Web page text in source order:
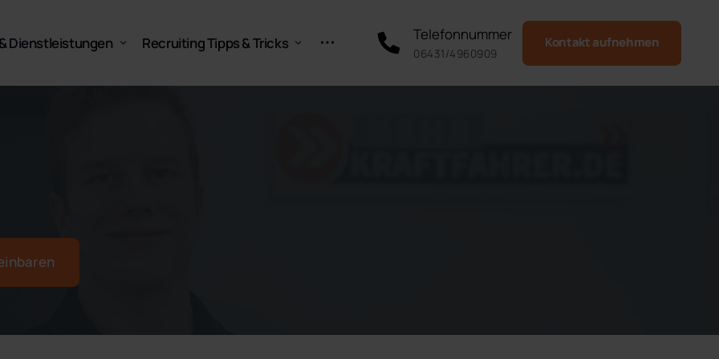
Dienstleistungen Recruiting Tipps & Tricks Telefonnummer
06431/4960909
Kontakt aufnehmen